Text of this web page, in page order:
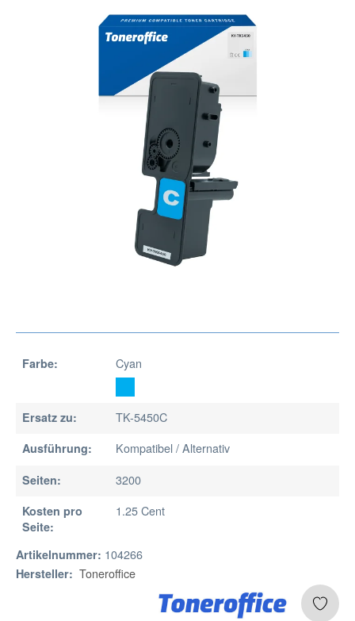
Farbe: Cyan
Ersatz zu: TK-5450C
Ausführung: Kompatibel / Alternativ
Seiten: 3200
Kosten pro
Seite:
1.25 Cent
Artikelnummer: 104266
Hersteller: Toneroffice